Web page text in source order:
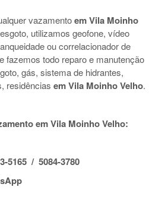
vazamentoem Vila Moinho
utilizamos geofone, vídeo
ou correlacionador de
fazemos todo reparo e manutenção
gás, sistema de hidrantes,
residências em Vila Moinho Velho.
em Vila Moinho Velho:
5165 / 5084-3780